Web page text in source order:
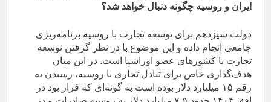
ایران و روسیه چگونه دنبال خواهد شد؟
دولت سیزدهم برای توسعه تجارت با روسیه برنامه‌ریزی
جامعی انجام داده و این موضوع با در نظر گرفتن توسعه
تجارت با کشورهای عضو اوراسیا است. در این میان
هدف‌گذاری خاص برای تبادل تجاری با روسیه، رسیدن به
رقم ۱۵ میلیارد دلار بوده است به گونه‌ای که قرار بود در